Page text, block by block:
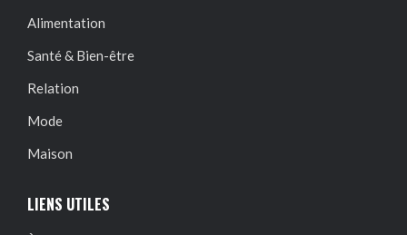
Alimentation
Santé & Bien-être
Relation
Mode
Maison
LIENS UTILES